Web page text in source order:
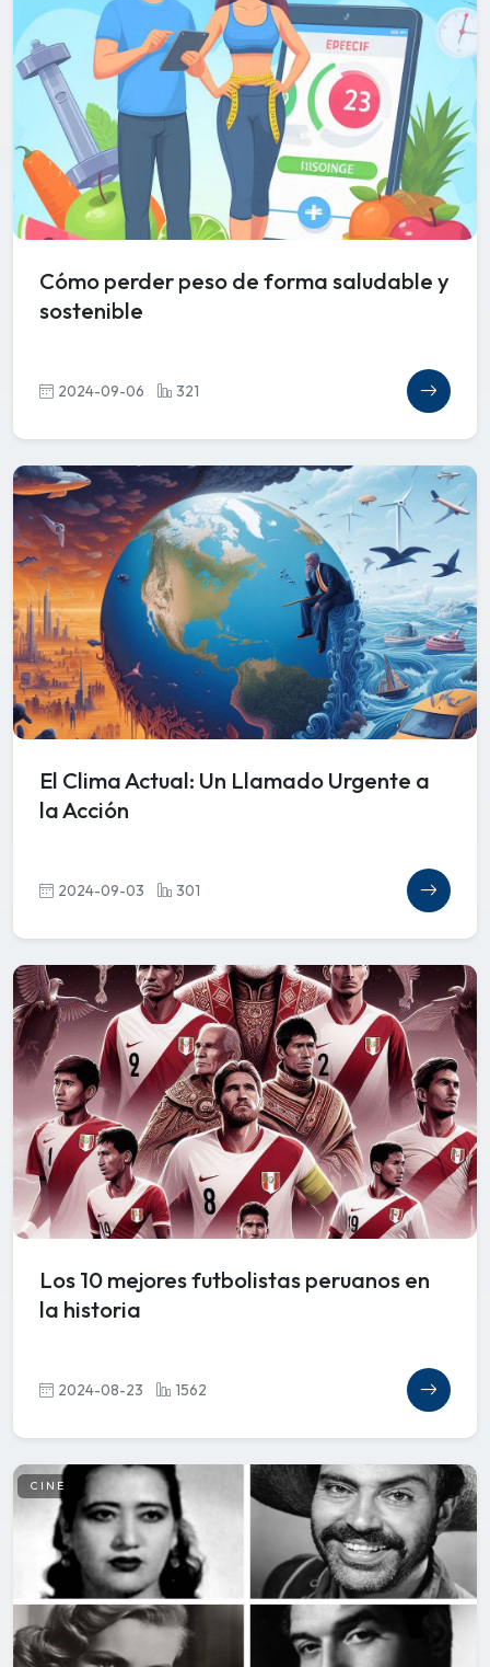
Cómo perder peso de forma saludable y
sostenible
2024-09-06 321
El Clima Actual: Un Llamado Urgente a
la Acción
2024-09-03 301
Los 10 mejores futbolistas peruanos en
la historia
2024-08-23 1562
CINE